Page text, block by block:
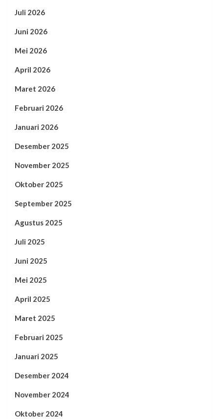
Juli 2026
Juni 2026
Mei 2026
April 2026
Maret 2026
Februari 2026
Januari 2026
Desember 2025
November 2025
Oktober 2025
September 2025
Agustus 2025
Juli 2025
Juni 2025
Mei 2025
April 2025
Maret 2025
Februari 2025
Januari 2025
Desember 2024
November 2024
Oktober 2024